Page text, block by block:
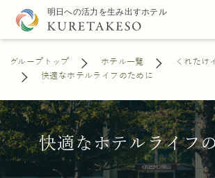
グループトップ ホテル一覧
くれたけ
快適なホテルライフのために
快適なホテルライフ